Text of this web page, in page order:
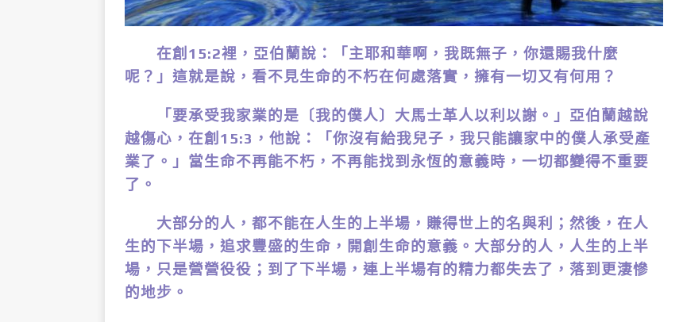
在創15:2裡，亞伯蘭說：「主耶和華啊，我既無子，你還賜我什麼
呢？」這就是說，看不見生命的不朽在何處落實，擁有一切又有何用？
「要承受我家業的是〔我的僕人〕大馬士革人以利以謝。」亞伯蘭越說
越傷心，在創15:3，他說：「你沒有給我兒子，我只能讓家中的僕人承受產
業了。」當生命不再能不朽，不再能找到永恆的意義時，一切都變得不重要
了。
大部分的人，都不能在人生的上半場，賺得世上的名與利；然後，在人
生的下半場，追求豐盛的生命，開創生命的意義。大部分的人，人生的上半
場，只是營營役役；到了下半場，連上半場有的精力都失去了，落到更淒慘
的地步。